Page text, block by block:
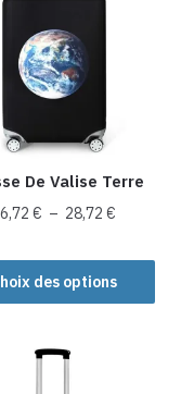
De Valise Terre
€ – 28,72€
prix :
16,72 €
à
des options
produit
a
variations.